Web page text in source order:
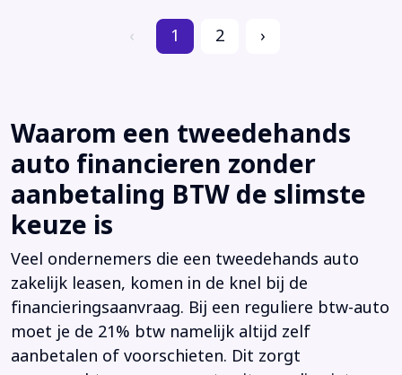
‹ 1 2 ›
Waarom een tweedehands
auto financieren zonder
aanbetaling BTW de slimste
keuze is
Veel ondernemers die een tweedehands auto
zakelijk leasen, komen in de knel bij de
financieringsaanvraag. Bij een reguliere btw-auto
moet je de 21% btw namelijk altijd zelf
aanbetalen of voorschieten. Dit zorgt